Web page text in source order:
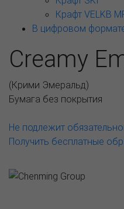
Крафт VELKB
В цифровом
Creamy
(Крими Эмеральд)
Бумага без покрытия
Не подлежит
Получить бесплатные